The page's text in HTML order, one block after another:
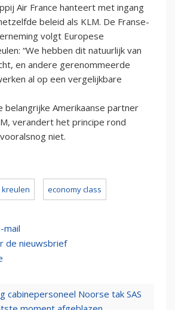
Air France hanteert met ingang
beleid als KLM. De Franse-
volgt Europese
“We hebben dit natuurlijk van
en andere gerenommeerde
al op een vergelijkbare
belangrijke Amerikaanse partner
verandert het principe rond
niet.
economy class
mail
de nieuwsbrief
cabinepersoneel Noorse tak SAS